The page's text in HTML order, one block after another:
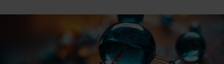
Skin Master w Warszawie
49. edycja w Krakowie
VIDEO